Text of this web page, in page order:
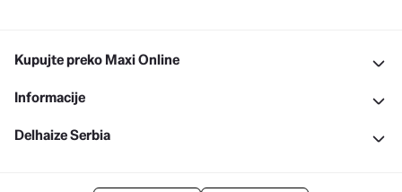
Kupujte preko Maxi Online
Informacije
Delhaize Serbia